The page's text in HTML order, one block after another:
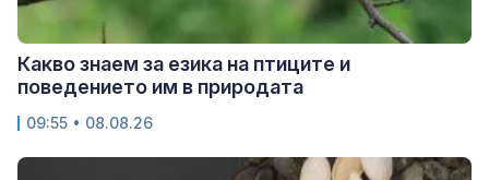
Какво знаем за езика на птиците и
поведението им в природата
09:55 • 08.08.26